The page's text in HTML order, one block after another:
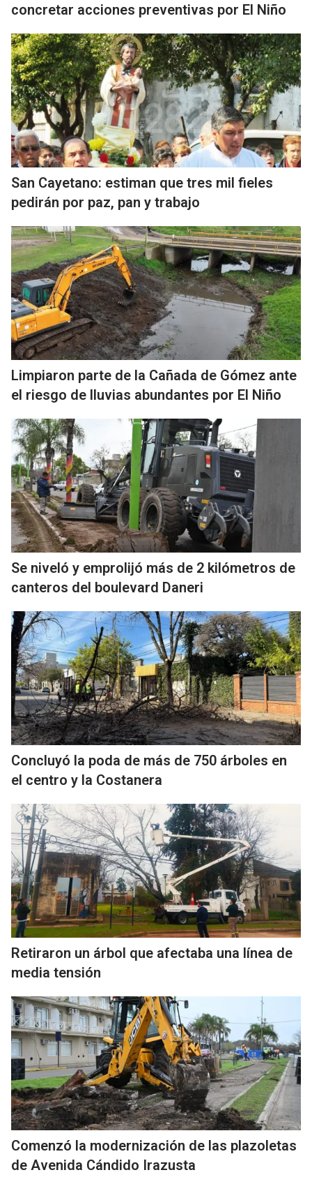
concretar acciones preventivas por El Niño
San Cayetano: estiman que tres mil fieles
pedirán por paz, pan y trabajo
Limpiaron parte de la Cañada de Gómez ante
el riesgo de lluvias abundantes por El Niño
Se niveló y emprolijó más de 2 kilómetros de
canteros del boulevard Daneri
Concluyó la poda de más de 750 árboles en
el centro y la Costanera
Retiraron un árbol que afectaba una línea de
media tensión
Comenzó la modernización de las plazoletas
de Avenida Cándido Irazusta